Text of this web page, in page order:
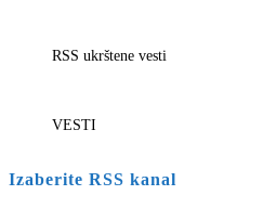
RSS ukrštene vesti
VESTI
Izaberite RSS kanal